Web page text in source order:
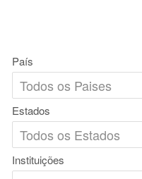
País
Estados
Instituições